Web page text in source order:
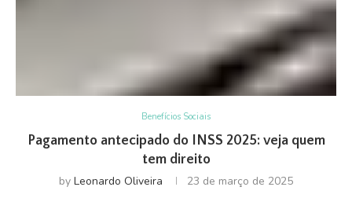
Benefícios Sociais
Pagamento antecipado do INSS 2025: veja quem
tem direito
by Leonardo Oliveira 23 de março de 2025